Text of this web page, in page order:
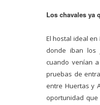
Los chavales ya
El hostal ideal
donde iban los
cuando venían
pruebas de
entre Huertas y
oportunidad